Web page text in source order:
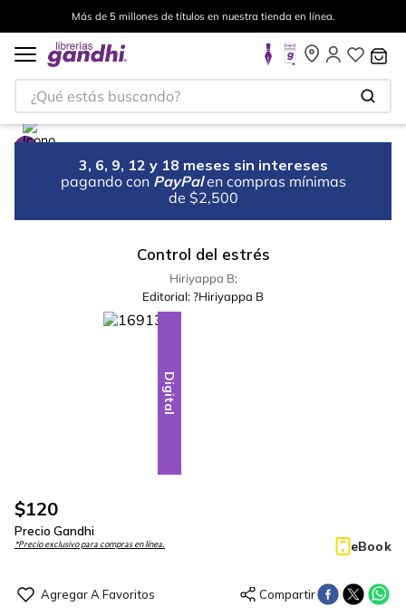
Más de 5 millones de títulos en nuestra tienda en línea.
¿Qué estás buscando?
3, 6, 9, 12 y 18 meses sin intereses
pagando con PayPal en compras mínimas
de $2,500
Control del estrés
Hiriyappa B;
Editorial: ?Hiriyappa B
Digital
$120
Precio Gandhi
*Precio exclusivo para compras en línea. eBook